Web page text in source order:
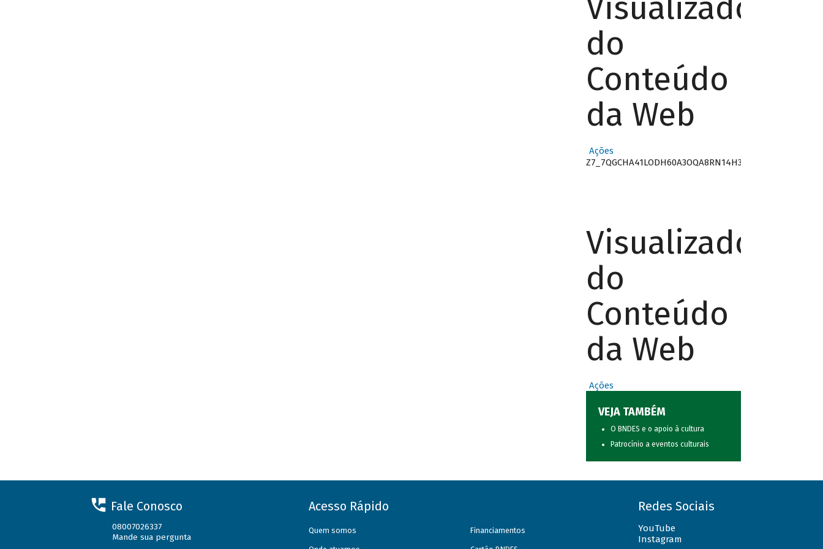
Visualizador
do
Conteúdo
da Web
Ações
Z7_7QGCHA41LODH60A3OQA8RN14H3
Visualizador
do
Conteúdo
da Web
Ações
VEJA TAMBÉM
O BNDES e o apoio à cultura
Patrocínio a eventos culturais
Fale Conosco
08007026337
Mande sua pergunta
Acesso Rápido
Quem somos Financiamentos
Redes Sociais
YouTube
Instagram